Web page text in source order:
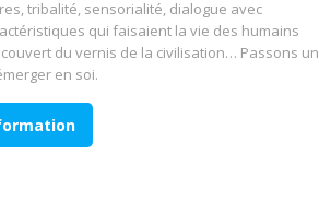
tribalité, sensorialité, dialogue avec
qui faisaient la vie des humains
du vernis de la civilisation… Passons un
en soi.